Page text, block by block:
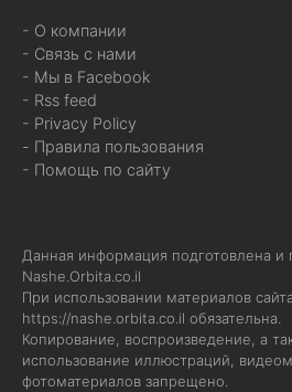
- О компании
- Связь с нами
- Мы в Facebook
- Rss feed
- Privacy Policy
- Правила пользования
- Помощь по сайту
Данная информация подготовлена и
Nashe.Orbita.co.il
При использовании материалов
https://nashe.orbita.co.il обязательна.
Копирование, воспроизведение, а
использование иллюстраций,
фотоматериалов запрещено.